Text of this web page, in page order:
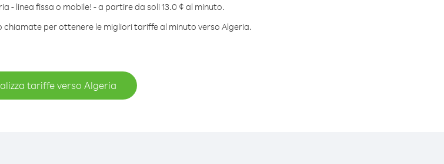
- linea fissa o mobile! - a partire da soli 13.0 ¢ al minuto.
per ottenere le migliori tariffe al minuto verso Algeria.
tariffe verso Algeria